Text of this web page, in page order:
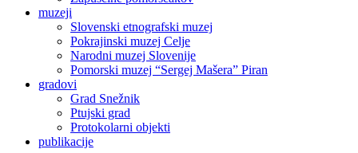
muzeji
Slovenski etnografski muzej
Pokrajinski muzej Celje
Narodni muzej Slovenije
Pomorski muzej “Sergej Mašera” Piran
gradovi
Grad Snežnik
Ptujski grad
Protokolarni objekti
publikacije